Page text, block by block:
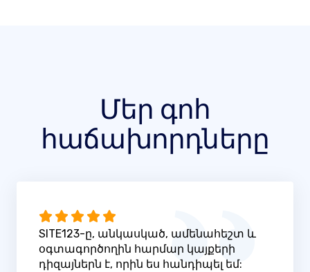
Մեր գոհ
հաճախորդները
SITE123-ը, անկասկած, ամենահեշտ և
օգտագործողին հարմար կայքերի
դիզայներն է, որին ես հանդիպել եմ: